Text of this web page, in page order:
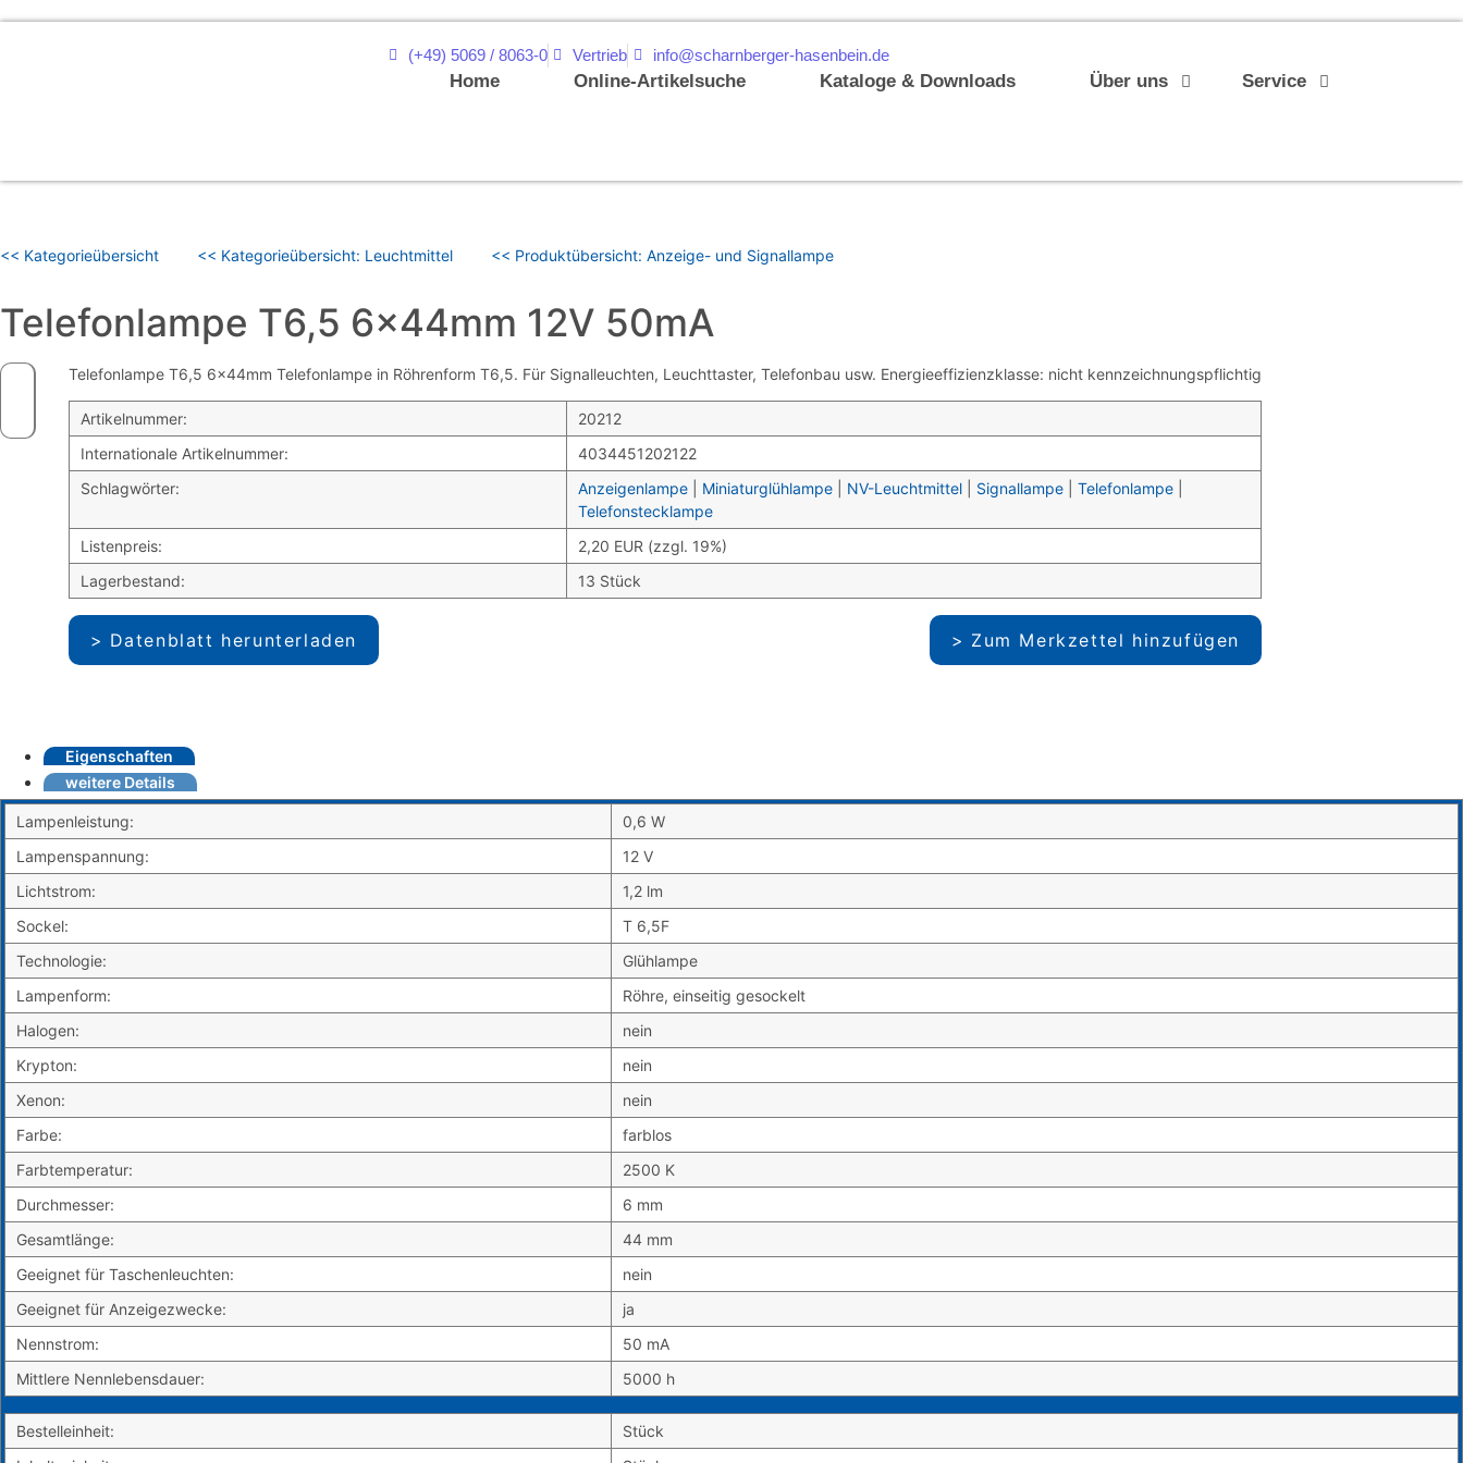
(+49) 5069 / 8063-0 Vertrieb info@scharnberger-hasenbein.de
Home Online-Artikelsuche Kataloge & Downloads Über uns Service
<< Kategorieübersicht << Kategorieübersicht: Leuchtmittel << Produktübersicht: Anzeige- und Signallampe
Telefonlampe T6,5 6x44mm 12V 50mA
Telefonlampe T6,5 6x44mm Telefonlampe in Röhrenform T6,5. Für Signalleuchten, Leuchttaster, Telefonbau usw. Energieeffizienzklasse: nicht kennzeichnungspflichtig
Artikelnummer:
20212
Internationale Artikelnummer:
4034451202122
Schlagwörter:
Anzeigenlampe Miniaturglühlampe NV-Leuchtmittel Signallampe Telefonlampe
Telefonstecklampe
Listenpreis:
2,20 EUR (zzgl. 19%)
Lagerbestand:
13 Stück
Datenblatt herunterladen Zum Merkzettel hinzufügen
Eigenschaften
weitere Details
Lampenleistung:
0,6 W
Lampenspannung:
12 V
Lichtstrom:
1,2 lm
Sockel:
T 6,5F
Technologie:
Glühlampe
Lampenform:
Röhre, einseitig gesockelt
Halogen:
nein
Krypton:
nein
Xenon:
nein
Farbe:
farblos
Farbtemperatur:
2500 K
Durchmesser:
6 mm
Gesamtlänge:
44 mm
Geeignet für Taschenleuchten:
nein
Geeignet für Anzeigezwecke:
ja
Nennstrom:
50 mA
Mittlere Nennlebensdauer:
5000 h
Bestelleinheit:
Stück